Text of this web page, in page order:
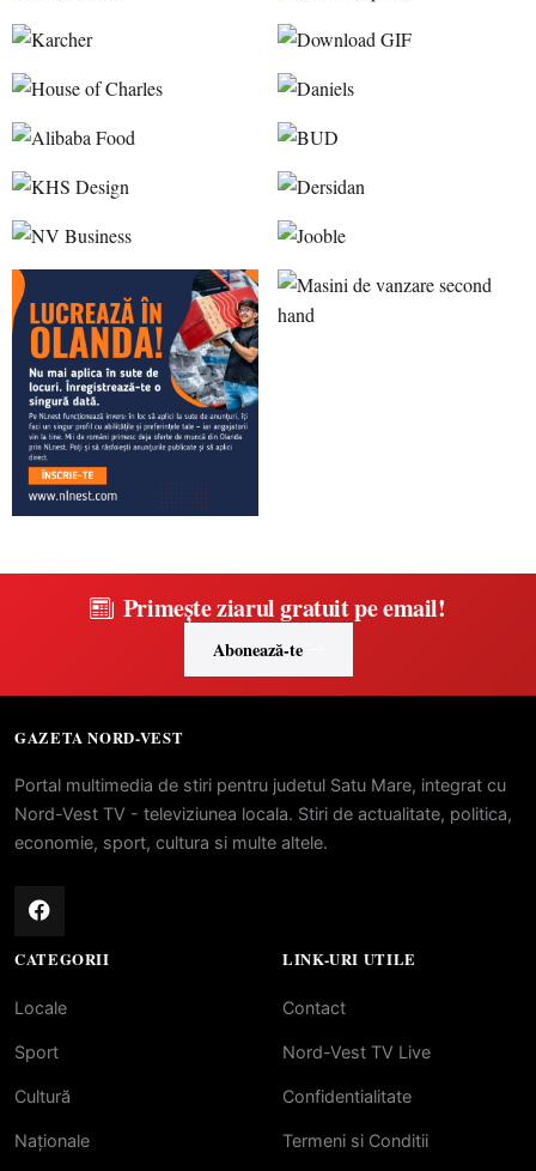
Primește ziarul gratuit pe email!
Abonează-te
GAZETA NORD-VEST
Portal multimedia de stiri pentru judetul Satu Mare, integrat cu
Nord-Vest TV - televiziunea locala. Stiri de actualitate, politica,
economie, sport, cultura si multe altele.
CATEGORII
Locale
Sport
Cultură
Naționale
LINK-URI UTILE
Contact
Nord-Vest TV Live
Confidentialitate
Termeni si Conditii